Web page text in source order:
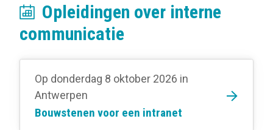
Opleidingen over interne
communicatie
Op donderdag 8 oktober 2026 in
Antwerpen
Bouwstenen voor een intranet